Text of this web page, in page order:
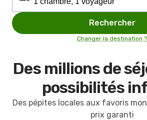
Rechercher
Changer la destination ?
Des millions de
possibilités
Des pépites locales aux favoris
prix garanti